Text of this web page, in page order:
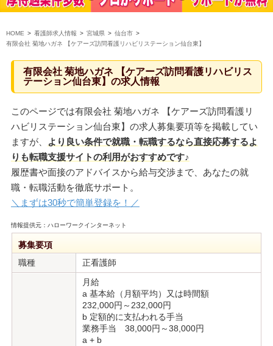
HOME 看護師求人情報 宮城県
仙台市
有限会社 菊地ハガネ 【ケアーズ訪問看護リハビリステーション仙台東】
有限会社 菊地ハガネ 【ケアーズ訪問看護リハビリス
テーション仙台東】の求人情報
このページでは有限会社 菊地ハガネ 【ケアーズ訪問看護リ
ハビリステーション仙台東】の求人募集要項等を掲載してい
ますが、
より良い条件で就職・転職するなら直接応募するよ
りも転職支援サイトの利用がおすすめです♪
履歴書や面接のアドバイスから給与交渉まで、あなたの就
職・転職活動を徹底サポート。
＼まずは30秒で簡単登録を！／
情報提供元：ハローワークインターネット
募集要項
職種
正看護師
月給
a 基本給（月額平均）又は時間額
232,000円～232,000円
b 定額的に支払われる手当
業務手当 38,000円～38,000円
a + b